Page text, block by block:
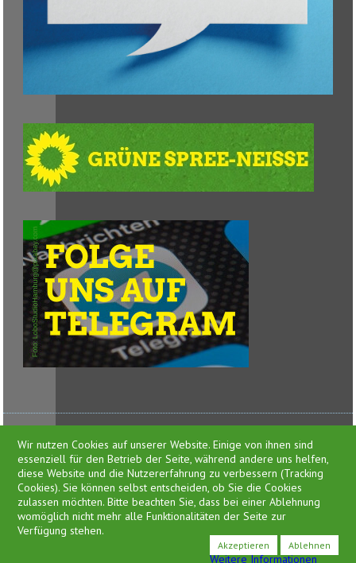
Presse
Impressum
Datenschutzerklärung
Wir nutzen Cookies auf unserer Website. Einige von ihnen sind
essenziell für den Betrieb der Seite, während andere uns helfen,
diese Website und die Nutzererfahrung zu verbessern (Tracking
Cookies). Sie können selbst entscheiden, ob Sie die Cookies
zulassen möchten. Bitte beachten Sie, dass bei einer Ablehnung
womöglich nicht mehr alle Funktionalitäten der Seite zur
Verfügung stehen.
Akzeptieren Ablehnen
Weitere Informationen